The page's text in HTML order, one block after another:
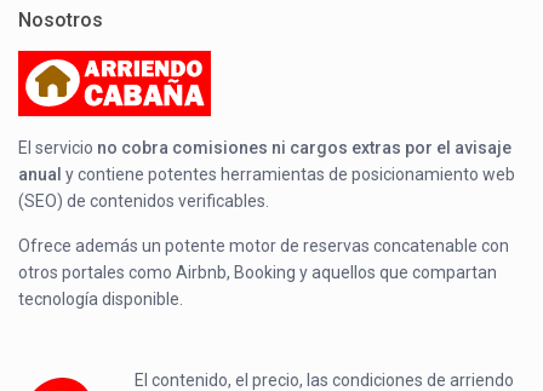
Nosotros
El servicio no cobra comisiones ni cargos extras por el avisaje
anual y contiene potentes herramientas de posicionamiento web
(SEO) de contenidos verificables.
Ofrece además un potente motor de reservas concatenable con
otros portales como Airbnb, Booking y aquellos que compartan
tecnología disponible.
El contenido, el precio, las condiciones de arriendo